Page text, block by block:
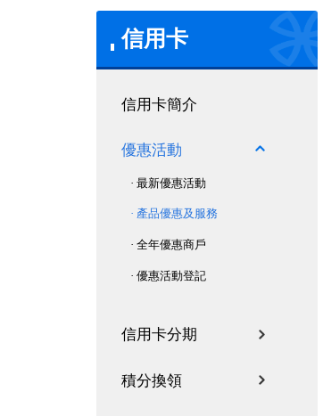
信用卡
信用卡簡介
優惠活動
· 最新優惠活動
· 產品優惠及服務
· 全年優惠商戶
· 優惠活動登記
信用卡分期
積分換領